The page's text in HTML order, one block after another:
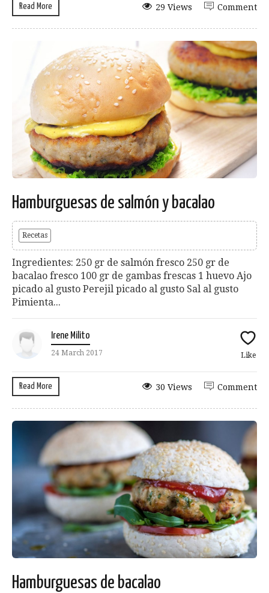
Read More Comment
29 Views
Hamburguesas de salmón y bacalao
Recetas
Ingredientes: 250 gr de salmón fresco 250 gr de
bacalao fresco 100 gr de gambas frescas 1 huevo Ajo
picado al gusto Perejil picado al gusto Sal al gusto
Pimienta...
Irene Milito
24 March 2017 Like
Read More Comment
30 Views
Hamburguesas de bacalao